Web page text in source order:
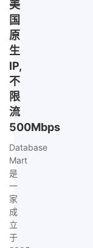
美
国
原
生
IP,
不
限
流
500Mbps
Database
Mart
是
一
家
成
立
于